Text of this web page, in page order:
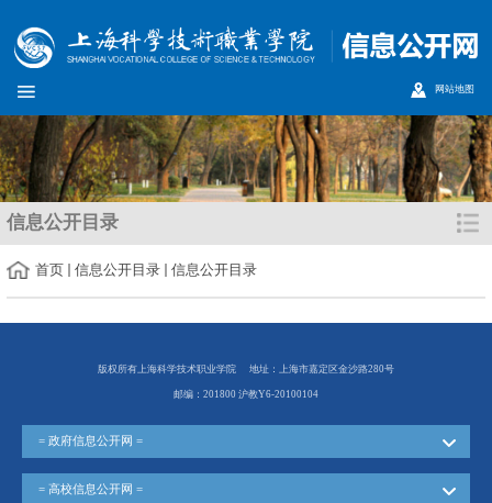
网站地图
信息公开目录
首页 信息公开目录 信息公开目录
版权所有上海科学技术职业学院 地址：上海市嘉定区金沙路280号
邮编：201800 沪教Y6-20100104
= 政府信息公开网 =
= 高校信息公开网 =